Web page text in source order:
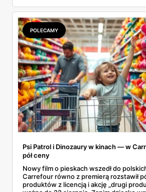
wyprzedażową pozycja po pozycji i
których przecena jest realna, a nie
Kilka z nich kończy się szybciej, niż
POLECAMY
Psi Patrol i Dinozaury w kinach — w
pół ceny
Nowy film o pieskach wszedł do
Carrefour równo z premierą rozstawił
produktów z licencją i akcję „drugi